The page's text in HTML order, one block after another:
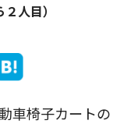
人目）
車椅子カートの